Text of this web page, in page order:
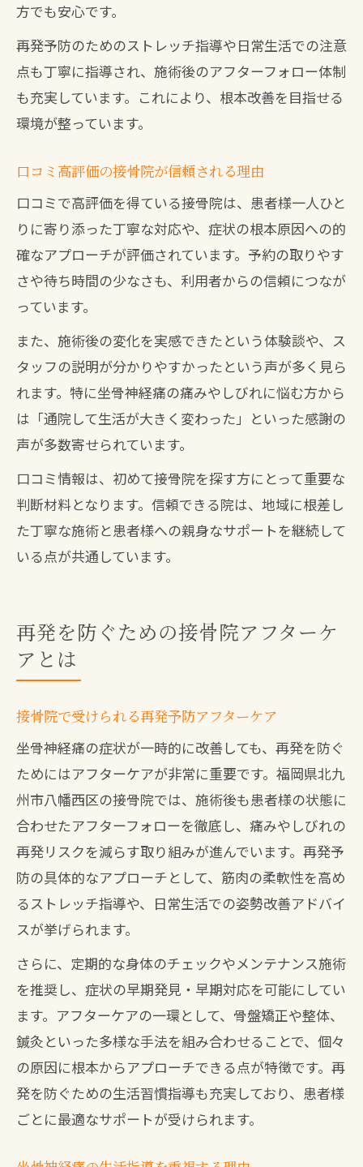
方でも安心です。
再発予防のためのストレッチ指導や日常生活での注意
点も丁寧に指導され、施術後のアフターフォロー体制
も充実しています。これにより、根本改善を目指せる
環境が整っています。
口コミ高評価の接骨院が信頼される理由
口コミで高評価を得ている接骨院は、患者様一人ひと
りに寄り添った丁寧な対応や、症状の根本原因への的
確なアプローチが評価されています。予約の取りやす
さや待ち時間の少なさも、利用者からの信頼につなが
っています。
また、施術後の変化を実感できたという体験談や、ス
タッフの説明が分かりやすかったという声が多く見ら
れます。特に坐骨神経痛の痛みやしびれに悩む方から
は「通院して生活が大きく変わった」といった感謝の
声が多数寄せられています。
口コミ情報は、初めて接骨院を探す方にとって重要な
判断材料となります。信頼できる院は、地域に根差し
た丁寧な施術と患者様への親身なサポートを継続して
いる点が共通しています。
再発を防ぐための接骨院アフターケ
アとは
接骨院で受けられる再発予防アフターケア
坐骨神経痛の症状が一時的に改善しても、再発を防ぐ
ためにはアフターケアが非常に重要です。福岡県北九
州市八幡西区の接骨院では、施術後も患者様の状態に
合わせたアフターフォローを徹底し、痛みやしびれの
再発リスクを減らす取り組みが進んでいます。再発予
防の具体的なアプローチとして、筋肉の柔軟性を高め
るストレッチ指導や、日常生活での姿勢改善アドバイ
スが挙げられます。
さらに、定期的な身体のチェックやメンテナンス施術
を推奨し、症状の早期発見・早期対応を可能にしてい
ます。アフターケアの一環として、骨盤矯正や整体、
鍼灸といった多様な手法を組み合わせることで、個々
の原因に根本からアプローチできる点が特徴です。再
発を防ぐための生活習慣指導も充実しており、患者様
ごとに最適なサポートが受けられます。